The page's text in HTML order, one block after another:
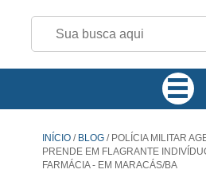
INÍCIO / BLOG /POLÍCIA MILITAR
PRENDE EM FLAGRANTE
FARMÁCIA - EM MARACÁS/BA